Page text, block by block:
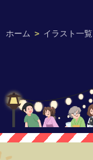
ホーム > イラスト一覧